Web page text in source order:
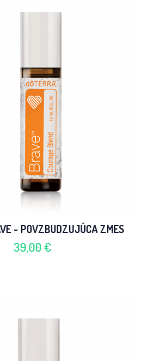
- POVZBUDZUJÚCA ZMES
39,00 €